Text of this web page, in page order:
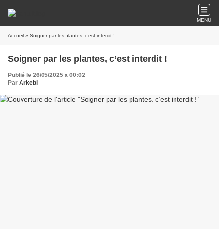
MENU
Accueil » Soigner par les plantes, c’est interdit !
Soigner par les plantes, c’est interdit !
Publié le 26/05/2025 à 00:02
Par Arkebi